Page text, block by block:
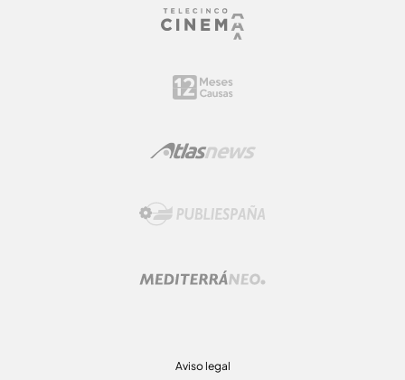
Aviso legal